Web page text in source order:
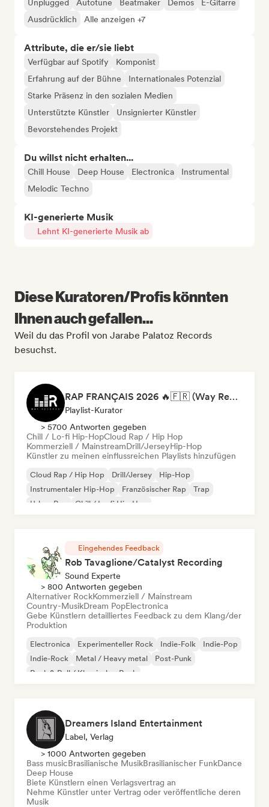
Unplugged Autotune Beatmaker Demos
E-Gitarre
Ausdrücklich
Alle anzeigen +7
Attribute, die er/sie liebt
Verfügbar auf Spotify
Komponist
Erfahrung auf der Bühne
Internationales Potenzial
Starke Präsenz in den sozialen Medien
Unterstützte Künstler
Unsignierter Künstler
Bevorstehendes Projekt
Du willst nicht erhalten...
Chill House Deep House Electronica
Instrumental
Melodic Techno
KI-generierte Musik
Lehnt KI-generierte Musik ab
Diese Kuratoren/Profis könnten
Ihnen auch gefallen...
Weil du das Profil von Jarabe Palatoz Records
besuchst.
RAP FRANÇAIS 2026 🔥🇫🇷 (Way Records)
Playlist-Kurator
> 5700 Antworten gegeben
Chill / Lo-fi Hip-HopCloud Rap / Hip Hop
Kommerziell / MainstreamDrill/JerseyHip-Hop
Künstler zu meinen einflussreichen Playlists hinzufügen
Cloud Rap / Hip Hop Drill/Jersey
Hip-Hop
Instrumentaler Hip-Hop
Französischer Rap
Trap
Urban Pop
Chill / Lo-fi Hip-Hop
Eingehendes Feedback
Rob Tavaglione/Catalyst Recording
Sound Experte
> 800 Antworten gegeben
Alternativer RockKommerziell / Mainstream
Country-MusikDream PopElectronica
Gebe Künstlern detailliertes Feedback zu dem Klang/der
Produktion
Electronica Experimenteller Rock Indie-Folk
Indie-Pop
Indie-Rock
Metal / Heavy metal
Post-Punk
Rock & Roll / Klassischer Rock
Dreamers Island Entertainment
Label, Verlag
> 1000 Antworten gegeben
Bass musicBrasilianische MusikBrasilianischer FunkDance
Deep House
Biete Künstlern einen Verlagsvertrag an
Nehme Künstler unter Vertrag oder veröffentliche deren
Musik